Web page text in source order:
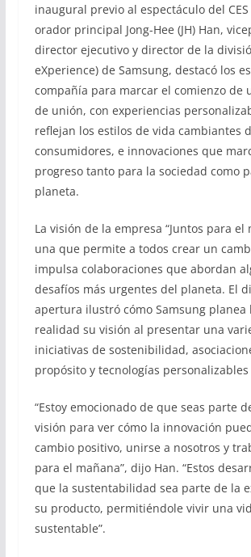
inaugural previo al espectáculo del CES
orador principal Jong-Hee (JH) Han,
director ejecutivo y director de la
eXperience) de Samsung, destacó los
compañía para marcar el comienzo de
de unión, con experiencias
reflejan los estilos de vida cambiantes
consumidores, e innovaciones que
progreso tanto para la sociedad como
planeta.
La visión de la empresa “Juntos para el
una que permite a todos crear un
impulsa colaboraciones que abordan
desafíos más urgentes del planeta. El
apertura ilustró cómo Samsung planea
realidad su visión al presentar una
iniciativas de sostenibilidad,
propósito y tecnologías personalizables
“Estoy emocionado de que seas parte
visión para ver cómo la innovación
cambio positivo, unirse a nosotros y
para el mañana”, dijo Han. “Estos
que la sustentabilidad sea parte de la
su producto, permitiéndole vivir una
sustentable”.